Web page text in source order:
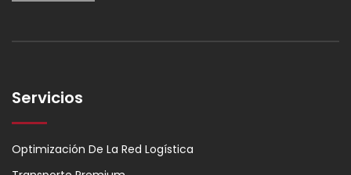
Servicios
Optimización De La Red Logística